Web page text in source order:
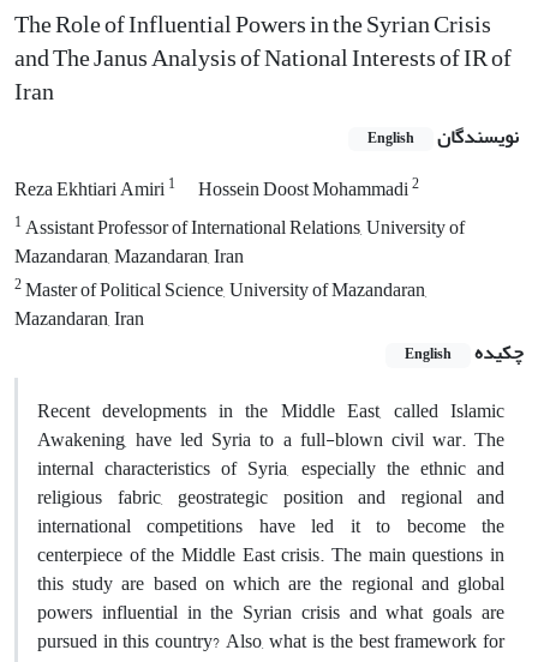
The Role of Influential Powers in the Syrian Crisis
and The Janus Analysis of National Interests of IR of
Iran
نویسندگان English
Reza Ekhtiari Amiri1 Hossein Doost Mohammadi2
1Assistant Professor of International Relations, University of
Mazandaran, Mazandaran, Iran
2Master of Political Science, University of Mazandaran,
Mazandaran, Iran
چکیده
English
Recent developments in the Middle East, called Islamic
Awakening, have led Syria to a full-blown civil war. The
internal characteristics of Syria, especially the ethnic and
religious fabric, geostrategic position and regional and
international competitions have led it to become the
centerpiece of the Middle East crisis. The main questions in
this study are based on which are the regional and global
powers influential in the Syrian crisis and what goals are
pursued in this country? Also, what is the best framework for